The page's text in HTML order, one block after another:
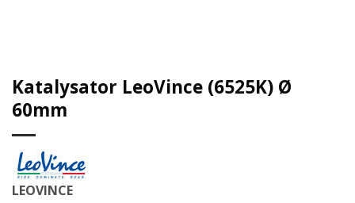
Katalysator LeoVince (6525K) Ø
60mm
LEOVINCE